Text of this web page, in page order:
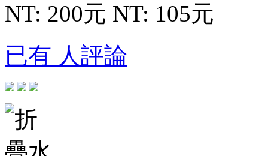
NT: 200元 NT: 105元
已有 人評論